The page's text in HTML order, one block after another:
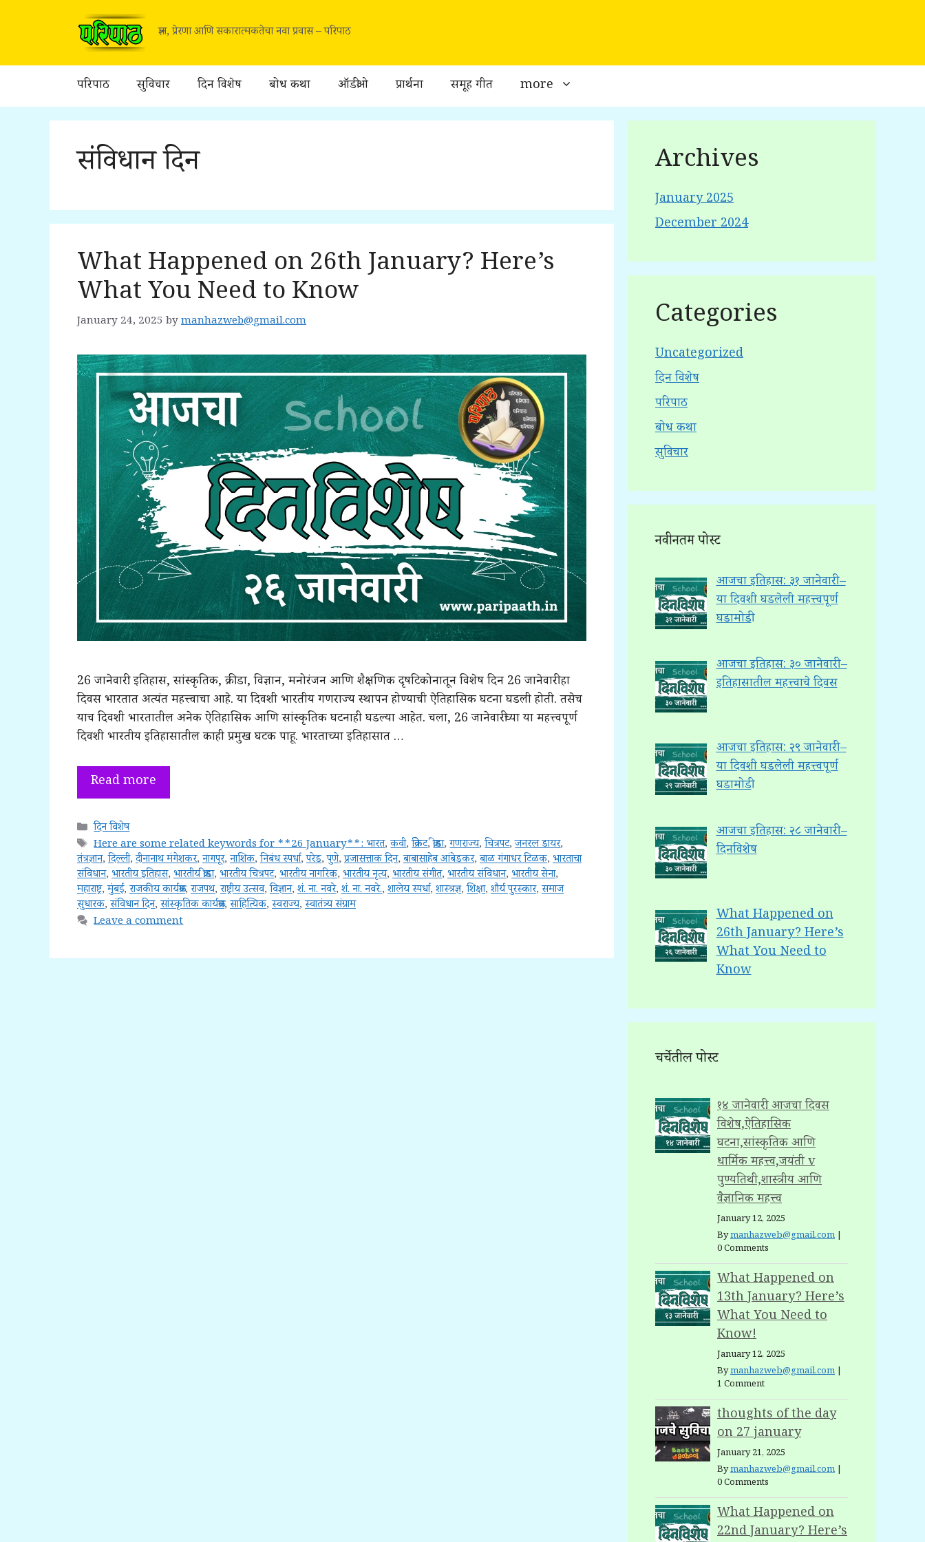
ज्ञान, प्रेरणा आणि सकारात्मकतेचा नवा प्रवास – परिपाठ
परिपाठ सुविचार दिन विशेष बोध कथा ऑडीओ प्रार्थना समूह गीत more
संविधान दिन
What Happened on 26th January? Here’s
What You Need to Know
January 24, 2025 bymanhazweb@gmail.com
26 जानेवारी: इतिहास, सांस्कृतिक, क्रीडा, विज्ञान, मनोरंजन आणि शैक्षणिक दृषटिकोनातून विशेष दिन 26 जानेवारी हा
दिवस भारतात अत्यंत महत्त्वाचा आहे. या दिवशी भारतीय गणराज्य स्थापन होण्याची ऐतिहासिक घटना घडली होती. तसेच
याच दिवशी भारतातील अनेक ऐतिहासिक आणि सांस्कृतिक घटनाही घडल्या आहेत. चला, 26 जानेवारीच्या या महत्त्वपूर्ण
दिवशी भारतीय इतिहासातील काही प्रमुख घटक पाहू. भारताच्या इतिहासात …
Read more
Categories
दिन विशेष
Tags
Here are some related keywords for **26 January**: भारत,कवी,क्रिकेट,क्रीडा,गणराज्य,चित्रपट,जनरल डायर,
तंत्रज्ञान,दिल्ली,दीनानाथ मंगेशकर, नागपूर, नाशिक,निबंध स्पर्धा,परेड,पुणे,प्रजासत्ताक दिन,बाबासाहेब आंबेडकर,बाळ गंगाधर टिळक, भारताचा
संविधान, भारतीय इतिहास, भारतीय क्रीडा, भारतीय चित्रपट, भारतीय नागरिक, भारतीय नृत्य, भारतीय संगीत, भारतीय संविधान, भारतीय सेना,
महाराष्ट्र,मुंबई, राजकीय कार्यक्रम, राजपथ, राष्ट्रीय उत्सव,विज्ञान, शं. ना. नवरे, शं. ना. नवरे., शालेय स्पर्धा, शास्त्रज्ञ,शिक्षा, शौर्य पुरस्कार, समाज
सुधारक, संविधान दिन, सांस्कृतिक कार्यक्रम, साहित्यिक, स्वराज्य, स्वातंत्र्य संग्राम
Leave a comment
Archives
January 2025
December 2024
Categories
Uncategorized
दिन विशेष
परिपाठ
बोध कथा
सुविचार
नवीनतम पोस्ट
आजचा इतिहास: ३१ जानेवारी –
या दिवशी घडलेली महत्त्वपूर्ण
घडामोडी
आजचा इतिहास: ३० जानेवारी –
इतिहासातील महत्त्वाचे दिवस
आजचा इतिहास: २९ जानेवारी –
या दिवशी घडलेली महत्त्वपूर्ण
घडामोडी
आजचा इतिहास: २८ जानेवारी –
दिनविशेष
What Happened on
26th January? Here’s
What You Need to
Know
चर्चेतील पोस्ट
१४ जानेवारी: आजचा दिवस
विशेष,ऐतिहासिक
घटना,सांस्कृतिक आणि
धार्मिक महत्त्व,जयंती v
पुण्यतिथी,शास्त्रीय आणि
वैज्ञानिक महत्त्व
January 12, 2025
Bymanhazweb@gmail.com
0 Comments
What Happened on
13th January? Here’s
What You Need to
Know!
January 12, 2025
Bymanhazweb@gmail.com
1 Comment
thoughts of the day
on 27 january
January 21, 2025
Bymanhazweb@gmail.com
0 Comments
What Happened on
22nd January? Here’s